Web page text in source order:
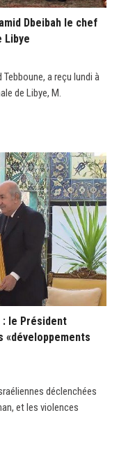
Dbeibah le chef
Libye
a reçu lundi à
de Libye, M.
le Président
«développements
déclenchées
et les violences